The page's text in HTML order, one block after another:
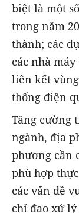
biệt là một
trong năm
thành; các
các nhà
liên kết
thống điện
Tăng cường
ngành, địa
phương cần
phù hợp
các vấn đề
chỉ đạo xử lý